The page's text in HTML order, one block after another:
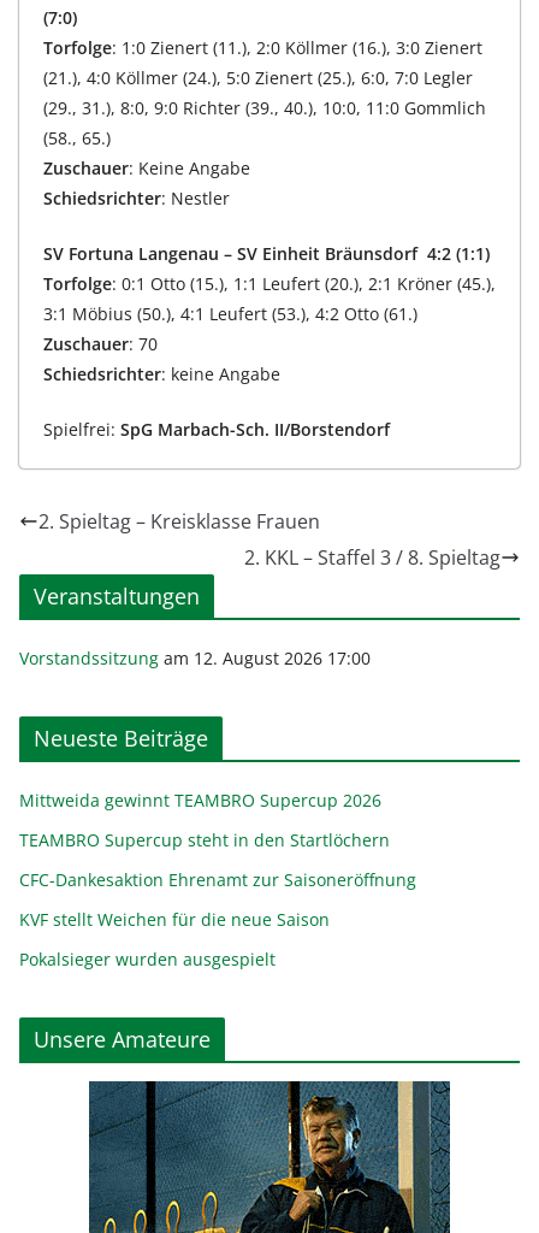
(7:0)
Torfolge: 1:0 Zienert (11.), 2:0 Köllmer (16.), 3:0 Zienert
(21.), 4:0 Köllmer (24.), 5:0 Zienert (25.), 6:0, 7:0 Legler
(29., 31.), 8:0, 9:0 Richter (39., 40.), 10:0, 11:0 Gommlich
(58., 65.)
Zuschauer: Keine Angabe
Schiedsrichter: Nestler
SV Fortuna Langenau – SV Einheit Bräunsdorf 4:2 (1:1)
Torfolge: 0:1 Otto (15.), 1:1 Leufert (20.), 2:1 Kröner (45.),
3:1 Möbius (50.), 4:1 Leufert (53.), 4:2 Otto (61.)
Zuschauer: 70
Schiedsrichter: keine Angabe
Spielfrei: SpG Marbach-Sch. II/Borstendorf
2. Spieltag – Kreisklasse Frauen
2. KKL – Staffel 3 / 8. Spieltag
Veranstaltungen
Vorstandssitzung am 12. August 2026 17:00
Neueste Beiträge
Mittweida gewinnt TEAMBRO Supercup 2026
TEAMBRO Supercup steht in den Startlöchern
CFC-Dankesaktion Ehrenamt zur Saisoneröffnung
KVF stellt Weichen für die neue Saison
Pokalsieger wurden ausgespielt
Unsere Amateure